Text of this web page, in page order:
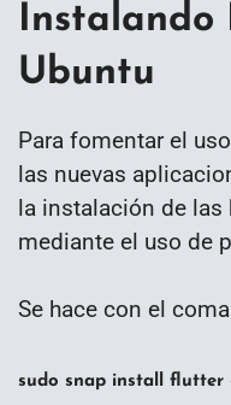
Instalando
Ubuntu
Para fomentar el
las nuevas
la instalación de las
mediante el uso de
Se hace con el
sudo snap install flutter